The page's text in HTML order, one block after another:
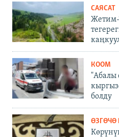
САЯСАТ
Жетим-
КООМ
"Абалы
болду
ӨЗГӨЧӨ